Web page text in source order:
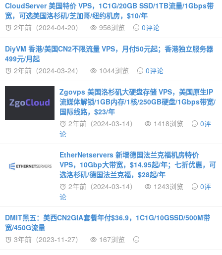
CloudServer 美国特价 VPS，1C1G/20GB SSD/1TB流量/1Gbps带
宽，可选美国洛杉矶/芝加哥/纽约机房，$10/年
2年前（2024-04-20）
956浏览 0评论
DiyVM 香港/美国CN2不限流量 VPS，月付50元起；香港独立服务器
499元/月起
2年前（2024-03-24）
1044浏览 0评论
Zgovps 美国洛杉矶大硬盘存储 VPS，美国原生IP
流媒体解锁/1GB内存/1核/250GB硬盘/1Gbps带宽/
国际线路，$23/年
2年前（2024-03-14）
1418浏览
0评
论
EtherNetservers 新增德国法兰克福机房特价
VPS，10Gbp大带宽，$14.95起/年；七折优惠，可
选洛杉矶/德国法兰克福，$28起/年
2年前（2024-03-14）
1243浏览
0评
论
DMIT黑五：美西CN2GIA套餐年付$36.9，1C1G/10GSSD/500M带
宽/450G流量
3年前（2023-11-27）
167浏览